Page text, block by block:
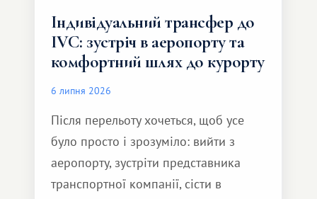
Індивідуальний трансфер до
IVC: зустріч в аеропорту та
комфортний шлях до курорту
6 липня 2026
Після перельоту хочеться, щоб усе
було просто і зрозуміло: вийти з
аеропорту, зустріти представника
транспортної компанії, сісти в